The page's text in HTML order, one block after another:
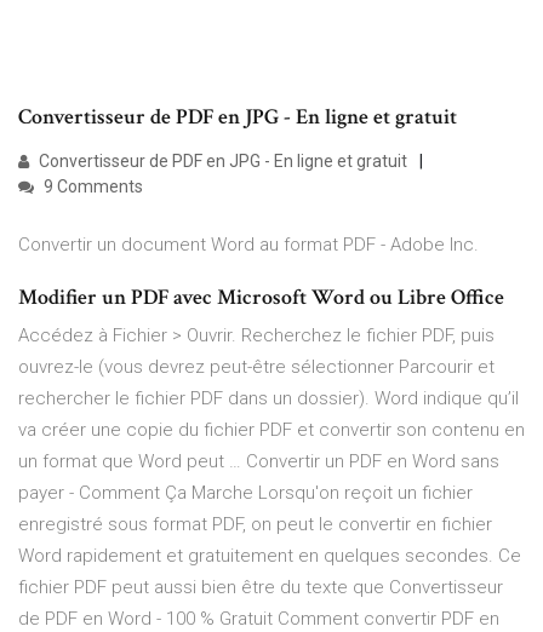
Convertisseur de PDF en JPG - En ligne et gratuit
Convertisseur de PDF en JPG - En ligne et gratuit
9 Comments
Convertir un document Word au format PDF - Adobe Inc.
Modifier un PDF avec Microsoft Word ou Libre Office
Accédez à Fichier > Ouvrir. Recherchez le fichier PDF, puis
ouvrez-le (vous devrez peut-être sélectionner Parcourir et
rechercher le fichier PDF dans un dossier). Word indique qu’il
va créer une copie du fichier PDF et convertir son contenu en
un format que Word peut … Convertir un PDF en Word sans
payer - Comment Ça Marche Lorsqu'on reçoit un fichier
enregistré sous format PDF, on peut le convertir en fichier
Word rapidement et gratuitement en quelques secondes. Ce
fichier PDF peut aussi bien être du texte que Convertisseur
de PDF en Word - 100 % Gratuit Comment convertir PDF en